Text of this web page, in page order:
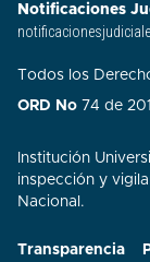
Transparencia
Notificaciones
Todos los
ORD No 74 de
Institución
inspección y
Nacional.